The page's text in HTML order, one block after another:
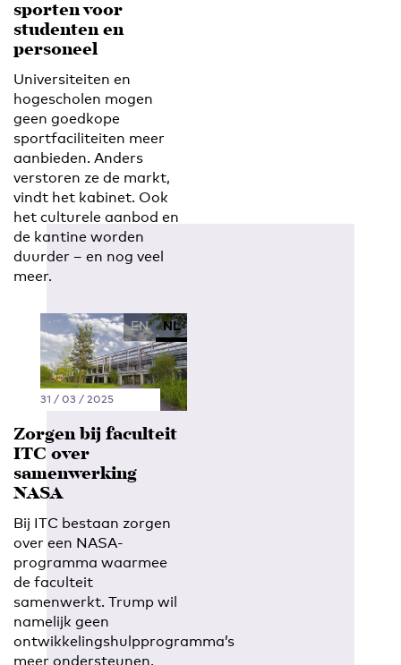
sporten voor
studenten en
personeel
Universiteiten en
hogescholen mogen
geen goedkope
sportfaciliteiten meer
aanbieden. Anders
verstoren ze de markt,
vindt het kabinet. Ook
het culturele aanbod en
de kantine worden
duurder – en nog veel
meer.
EN NL
31 / 03 / 2025
Zorgen bij faculteit
ITC over
samenwerking
NASA
Bij ITC bestaan zorgen
over een NASA-
programma waarmee
de faculteit
samenwerkt. Trump wil
namelijk geen
ontwikkelingshulpprogramma’s
meer ondersteunen.